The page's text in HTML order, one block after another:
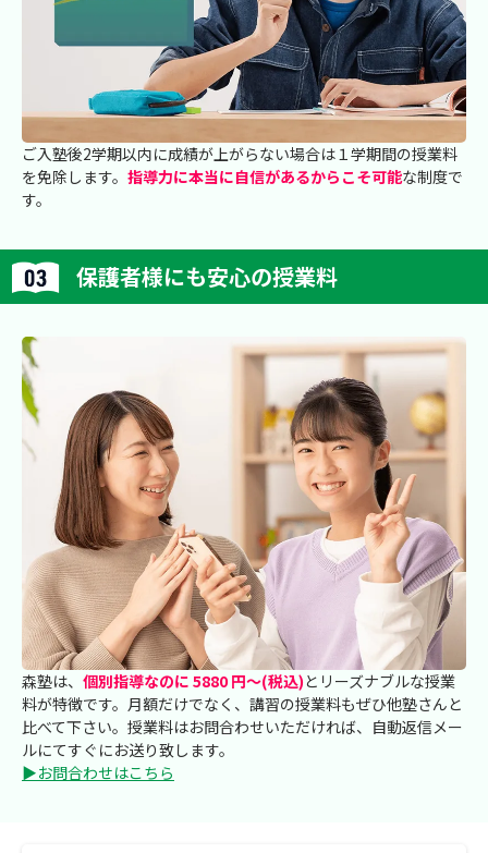
ご入塾後2学期以内に成績が上がらない場合は１学期間の授業料
を免除します。 指導力に本当に自信があるからこそ可能な制度で
す。
保護者様にも安心の授業料
森塾は、 個別指導なのに 5880 円～(税込)とリーズナブルな授業
料が特徴です。月額だけでなく、講習の授業料もぜひ他塾さんと
比べて下さい。授業料はお問合わせいただければ、自動返信メー
ルにてすぐにお送り致します。
▶お問合わせはこちら